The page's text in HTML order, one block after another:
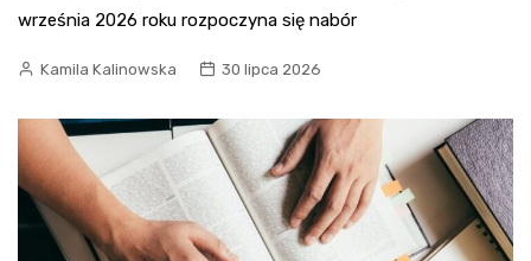
września 2026 roku rozpoczyna się nabór
Kamila Kalinowska 30 lipca 2026